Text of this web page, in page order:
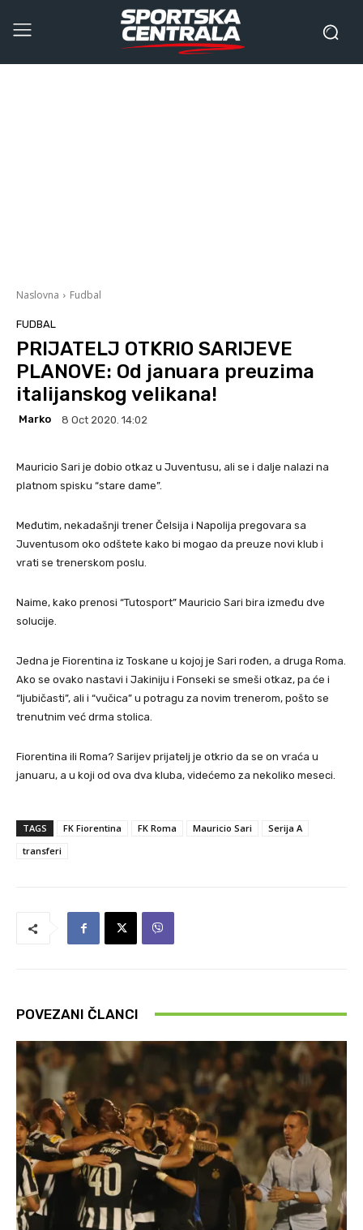
Naslovna Fudbal
FUDBAL
PRIJATELJ OTKRIO SARIJEVE
PLANOVE: Od januara preuzima
italijanskog velikana!
Marko 8 Oct 2020. 14:02
Mauricio Sari je dobio otkaz u Juventusu, ali se i dalje nalazi na
platnom spisku “stare dame”.
Međutim, nekadašnji trener Čelsija i Napolija pregovara sa
Juventusom oko odštete kako bi mogao da preuze novi klub i
vrati se trenerskom poslu.
Naime, kako prenosi “Tutosport” Mauricio Sari bira između dve
solucije.
Jedna je Fiorentina iz Toskane u kojoj je Sari rođen, a druga Roma.
Ako se ovako nastavi i Jakiniju i Fonseki se smeši otkaz, pa će i
“ljubičasti”, ali i “vučica” u potragu za novim trenerom, pošto se
trenutnim već drma stolica.
Fiorentina ili Roma? Sarijev prijatelj je otkrio da se on vraća u
januaru, a u koji od ova dva kluba, videćemo za nekoliko meseci.
TAGS FK Fiorentina FK Roma Mauricio Sari
Serija A
transferi
POVEZANI ČLANCI